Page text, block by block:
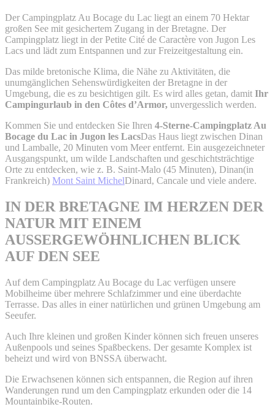
Der Campingplatz Au Bocage du Lac liegt an einem 70 Hektar
großen See mit gesichertem Zugang in der Bretagne. Der
Campingplatz liegt in der Petite Cité de Caractère von Jugon Les
Lacs und lädt zum Entspannen und zur Freizeitgestaltung ein.
Das milde bretonische Klima, die Nähe zu Aktivitäten, die
unumgänglichen Sehenswürdigkeiten der Bretagne in der
Umgebung, die es zu besichtigen gilt. Es wird alles getan, damit Ihr
Campingurlaub in den Côtes d’Armor, unvergesslich werden.
Kommen Sie und entdecken Sie Ihren 4-Sterne-Campingplatz Au
Bocage du Lac in Jugon les LacsDas Haus liegt zwischen Dinan
und Lamballe, 20 Minuten vom Meer entfernt. Ein ausgezeichneter
Ausgangspunkt, um wilde Landschaften und geschichtsträchtige
Orte zu entdecken, wie z. B. Saint-Malo (45 Minuten), Dinan(in
Frankreich) Mont Saint MichelDinard, Cancale und viele andere.
IN DER BRETAGNE IM HERZEN DER
NATUR MIT EINEM
AUSSERGEWÖHNLICHEN BLICK
AUF DEN SEE
Auf dem Campingplatz Au Bocage du Lac verfügen unsere
Mobilheime über mehrere Schlafzimmer und eine überdachte
Terrasse. Das alles in einer natürlichen und grünen Umgebung am
Seeufer.
Auch Ihre kleinen und großen Kinder können sich freuen unseres
Außenpools und seines Spaßbeckens. Der gesamte Komplex ist
beheizt und wird von BNSSA überwacht.
Die Erwachsenen können sich entspannen, die Region auf ihren
Wanderungen rund um den Campingplatz erkunden oder die 14
Mountainbike-Routen.